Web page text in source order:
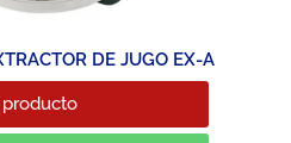
DE JUGO EX-A
producto